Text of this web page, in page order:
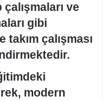
ve
gibi
çalışması
modern